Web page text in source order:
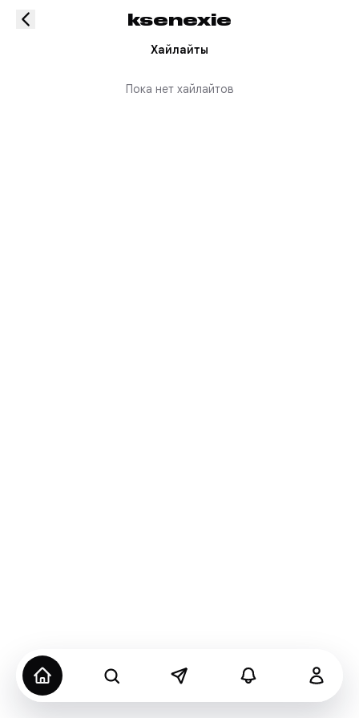
ksenexie
Хайлайты
Пока нет хайлайтов